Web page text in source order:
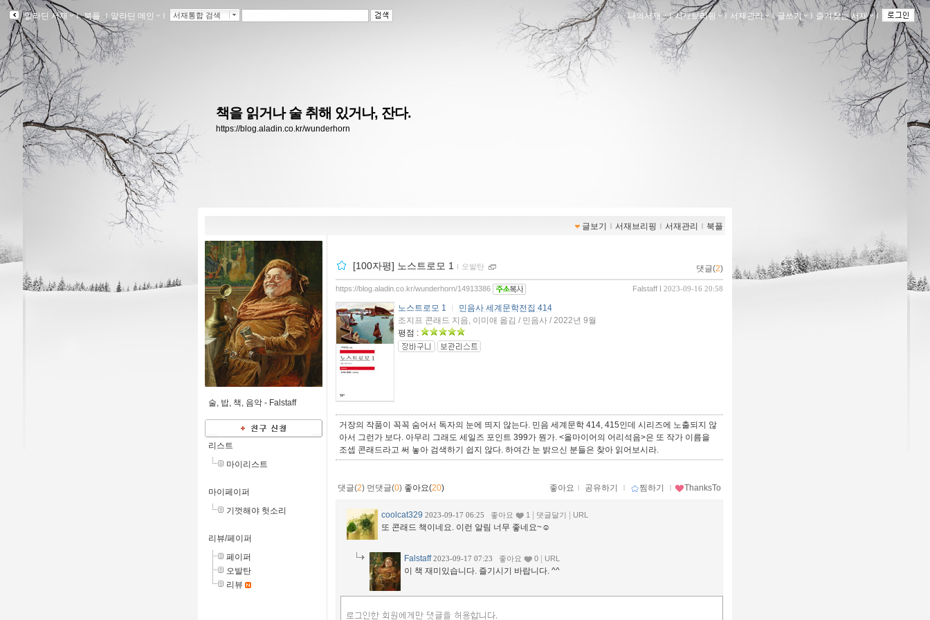
알라딘 서재 ｌ북플 ｌ알라딘 메인 서재통합 검색 나의서재 ｌ서재브리핑 ｌ 서재관리 ｌ글쓰기 ｌ 즐겨찾는 서재 ｌ
책을 읽거나 술 취해 있거나, 잔다.
https://blog.aladin.co.kr/wunderhorn
글보기 ｌ 서재브리핑 ｌ 서재관리 ｌ 북플
술, 밥, 책, 음악 - Falstaff
리스트
마이리스트
마이페이퍼
기껏해야 헛소리
리뷰/페이퍼
페이퍼
오발탄
리뷰
[100자평] 노스트로모 1 ｌ 오발탄 댓글(2)
Falstaff l 2023-09-16 20:58
https://blog.aladin.co.kr/wunderhorn/14913386
노스트로모 1
민음사 세계문학전집 414
조지프 콘래드 지음, 이미애 옮김 / 민음사 / 2022년 9월
평점 :
거장의 작품이 꼭꼭 숨어서 독자의 눈에 띄지 않는다. 민음 세계문학 414, 415인데 시리즈에 노출되지 않
아서 그런가 보다. 아무리 그래도 세일즈 포인트 399가 뭔가. <올마이어의 어리석음>은 또 작가 이름을
조셉 콘래드라고 써 놓아 검색하기 쉽지 않다. 하여간 눈 밝으신 분들은 찾아 읽어보시라.
댓글(2) 먼댓글(0) 좋아요(20) 좋아요 ｌ 공유하기 ｌ 찜하기 ｌ ThanksTo
coolcat329 2023-09-17 06:25 좋아요 1 댓글달기 URL
또 콘래드 책이네요. 이런 알림 너무 좋네요~☺️
Falstaff 2023-09-17 07:23 좋아요 0 URL
이 책 재미있습니다. 즐기시기 바랍니다. ^^